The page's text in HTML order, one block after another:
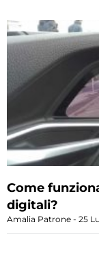
Come
digitali?
Amalia Patrone 25